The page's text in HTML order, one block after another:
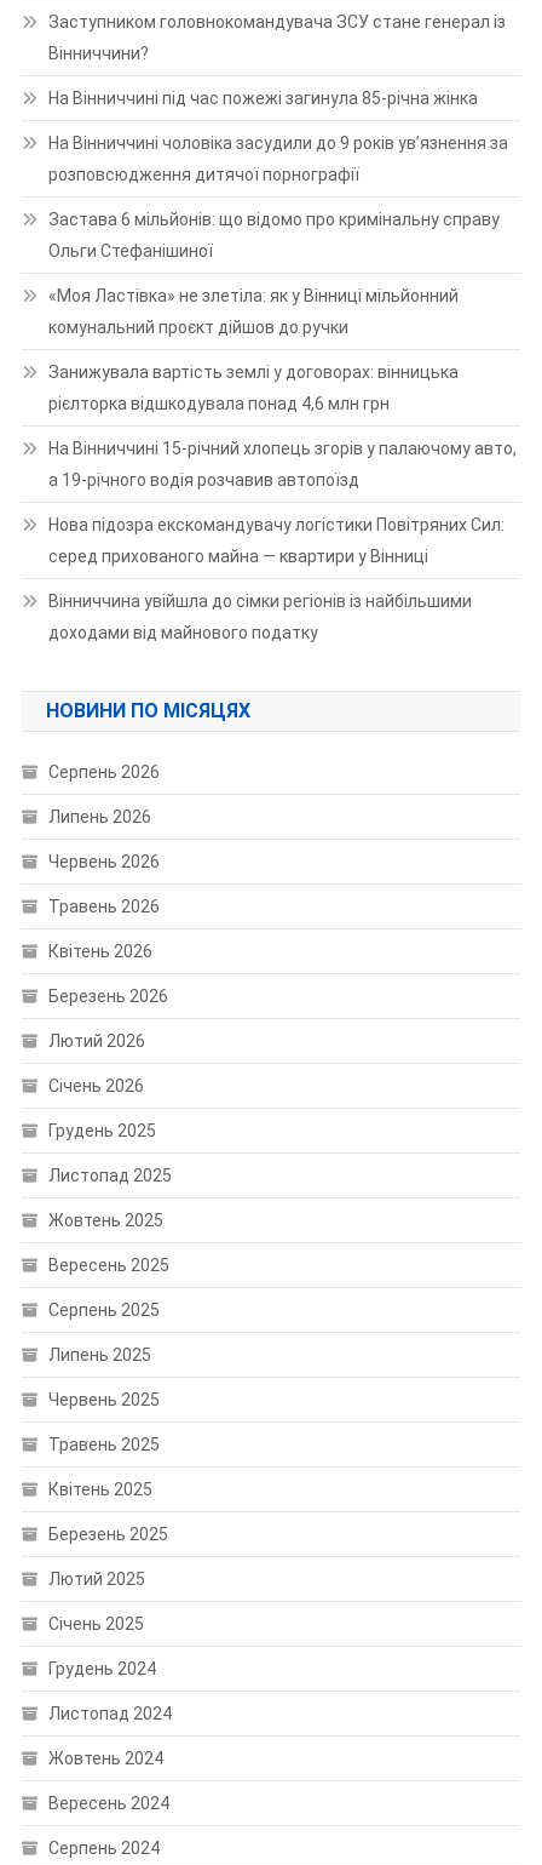
Заступником головнокомандувача ЗСУ стане генерал із
Вінниччини?
На Вінниччині під час пожежі загинула 85-річна жінка
На Вінниччині чоловіка засудили до 9 років ув’язнення за
розповсюдження дитячої порнографії
Застава 6 мільйонів: що відомо про кримінальну справу
Ольги Стефанішиної
«Моя Ластівка» не злетіла: як у Вінниці мільйонний
комунальний проєкт дійшов до ручки
Занижувала вартість землі у договорах: вінницька
рієлторка відшкодувала понад 4,6 млн грн
На Вінниччині 15-річний хлопець згорів у палаючому авто,
а 19-річного водія розчавив автопоїзд
Нова підозра екскомандувачу логістики Повітряних Сил:
серед прихованого майна — квартири у Вінниці
Вінниччина увійшла до сімки регіонів із найбільшими
доходами від майнового податку
НОВИНИ ПО МІСЯЦЯХ
Серпень 2026
Липень 2026
Червень 2026
Травень 2026
Квітень 2026
Березень 2026
Лютий 2026
Січень 2026
Грудень 2025
Листопад 2025
Жовтень 2025
Вересень 2025
Серпень 2025
Липень 2025
Червень 2025
Травень 2025
Квітень 2025
Березень 2025
Лютий 2025
Січень 2025
Грудень 2024
Листопад 2024
Жовтень 2024
Вересень 2024
Серпень 2024